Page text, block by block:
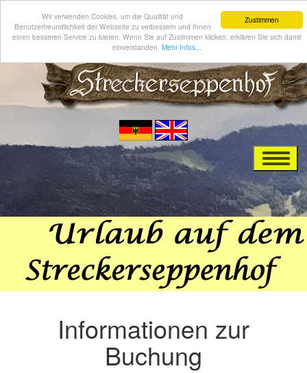
Zustimmen
Wir verwenden Cookies, um die Qualität und
Benutzerfreundlichkeit der Webseite zu verbessern und Ihnen
einen besseren Service zu bieten. Wenn Sie auf Zustimmen klicken, erklären Sie sich damit
einverstanden. Mehr Infos...
Informationen zur
Buchung